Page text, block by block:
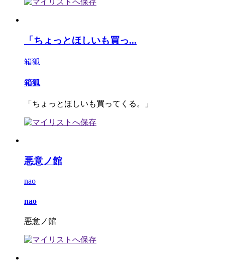
「ちょっとほしいも買っ...
箱狐
箱狐
「ちょっとほしいも買ってくる。」
悪意ノ館
nao
nao
悪意ノ館